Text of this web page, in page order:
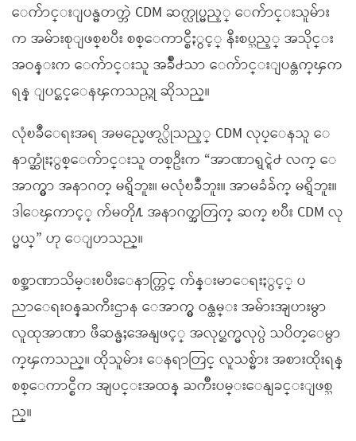
ေက်ာင္းျပန္မတက္ဘဲ CDM ဆက္လုပ္မည့္ ေက်ာင္းသူမ်ား
က အမ်ားစုျဖစ္ၿပီး စစ္ေကာင္စီႏွင့္ နီးစပ္သည့္ အသိုင္း
အဝန္းက ေက်ာင္းသူ အခ်ိဳ႕သာ ေက်ာင္းျပန္တက္ၾက
ရန္ ျပင္ဆင္ေနၾကသည္ဟု ဆိုသည္။
လုံၿခဳံေရးအရ အမည္မေဖာ္လိုသည့္ CDM လုပ္ေနသူ ေ
နာက္ဆုံးႏွစ္ေက်ာင္းသူ တစ္ဦးက “အာဏာရွင္ရဲ႕ လက္ ေ
အာက္မွာ အနာဂတ္ မရွိဘူး။ မလုံၿခဳံဘူး။ အာမခံခ်က္ မရွိဘူး။
ဒါေၾကာင့္ က်မတို႔ အနာဂတ္အတြက္ ဆက္ ၿပီး CDM လု
ပ္မယ္” ဟု ေျပာသည္။
စစ္အာဏာသိမ္းၿပီးေနာက္တြင္ က်န္းမာေရးႏွင့္ ပ
ညာေရးဝန္ႀကီးဌာန ေအာက္မွ ဝန္ထမ္း အမ်ားအျပားမွာ
လူထုအာဏာ ဖီဆန္မႈအေနျဖင့္ အလုပ္ဆက္မလုပ္ပဲ သပိတ္ေမွာ
က္ၾကသည္။ ထိုသူမ်ား ေနရာတြင္ လူသစ္မ်ား အစားထိုးရန္
စစ္ေကာင္စီက အျပင္းအထန္ ႀကိဳးပမ္းေနျခင္းျဖစ္သ
ည္။